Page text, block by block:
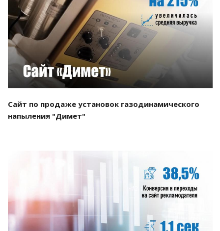
Смотреть проект
Сайт по продаже установок газодинамического
напыления "Димет"